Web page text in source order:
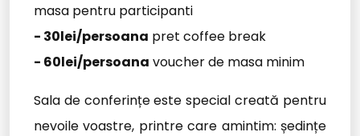
masa pentru participanti
- 30lei/persoana pret coffee break
- 60lei/persoana voucher de masa minim
Sala de conferințe este special creată pentru
nevoile voastre, printre care amintim: ședințe